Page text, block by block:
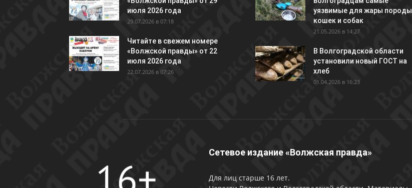
июля 2026 года
29.07.2026 в 07:18
Читайте в свежем номере
«Волжской правды» от 22
июля 2026 года
22.07.2026 в 07:26
уязвимые для жары породы
кошек и собак
21.05.2026 в 14:27
В Волгоградской области
установили новый ГОСТ на
хлеб
01.04.2026 в 16:23
Сетевое издание «Волжская правда»
Для лиц старше 16 лет.